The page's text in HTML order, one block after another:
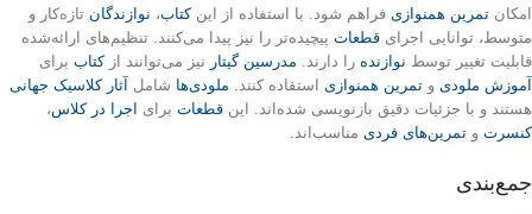
امکان تمرین همنوازی فراهم شود. با استفاده از اینکتاب، نوازندگان تازه‌کار و
متوسط، توانایی اجرای قطعات پیچیده‌تر را نیز پیدا می‌کنند. تنظیم‌های ارائه‌شده
قابلیت تغییر توسط نوازنده را دارند. مدرسین گیتار نیز می‌توانند ازکتاب برای
آموزش ملودی و تمرین همنوازی استفاده کنند. ملودی‌ها شامل آثار کلاسیک جهانی
هستند و با جزئیات دقیق بازنویسی شده‌اند. این قطعات برای اجرا در کلاس،
کنسرت و تمرین‌های فردی مناسب‌اند.
جمع‌بندی